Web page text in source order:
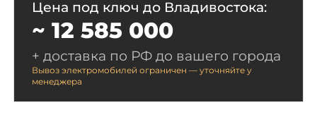
Ferrari(58)
Infiniti(47)
Цена под ключ до Владивостока:
~ 12 585 000
+ доставка по РФ до вашего города
Вывоз электромобилей ограничен — уточняйте у
менеджера